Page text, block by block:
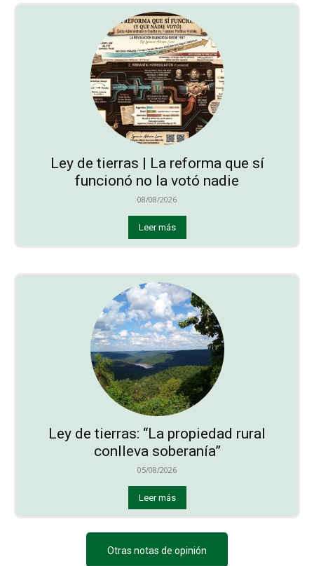
Ley de tierras | La reforma que sí
funcionó no la votó nadie
08/08/2026
Leer más
Ley de tierras: “La propiedad rural
conlleva soberanía”
05/08/2026
Leer más
Otras notas de opinión